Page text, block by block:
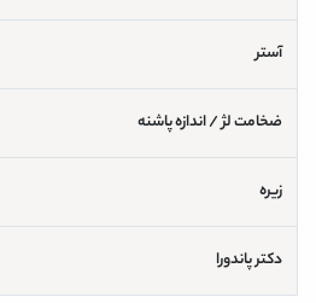
آستر
ضخامت لژ / اندازه پاشنه
زیره
دکتر پاندورا